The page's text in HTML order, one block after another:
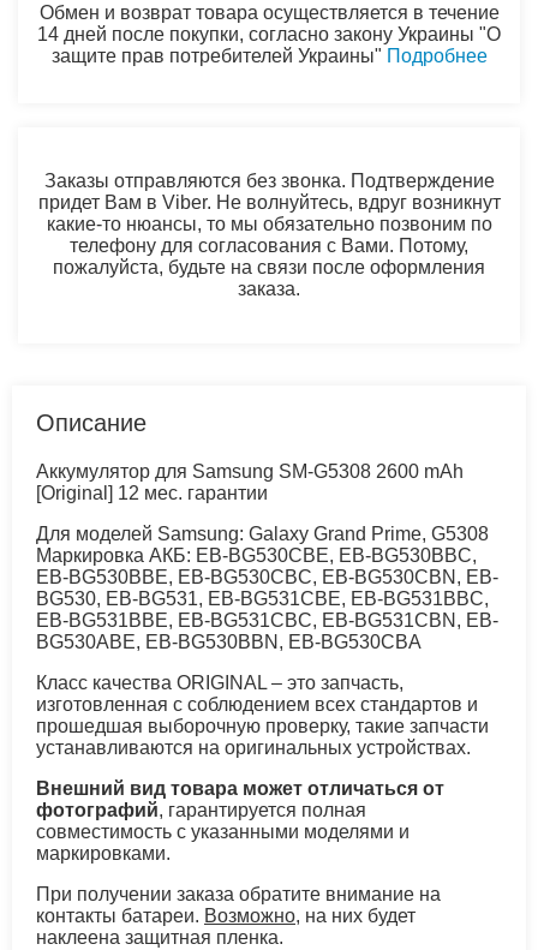
Обмен и возврат товара осуществляется в течение
14 дней после покупки, согласно закону Украины "О
защите прав потребителей Украины" Подробнее
Заказы отправляются без звонка. Подтверждение
придет Вам в Viber. Не волнуйтесь, вдруг возникнут
какие-то нюансы, то мы обязательно позвоним по
телефону для согласования с Вами. Потому,
пожалуйста, будьте на связи после оформления
заказа.
Описание
Аккумулятор для Samsung SM-G5308 2600 mAh
[Original] 12 мес. гарантии
Для моделей Samsung: Galaxy Grand Prime, G5308
Маркировка АКБ: EB-BG530CBE, EB-BG530BBC,
EB-BG530BBE, EB-BG530CBC, EB-BG530CBN, EB-
BG530, EB-BG531, EB-BG531CBE, EB-BG531BBC,
EB-BG531BBE, EB-BG531CBC, EB-BG531CBN, EB-
BG530ABE, EB-BG530BBN, EB-BG530CBA
Класс качества ORIGINAL – это запчасть,
изготовленная с соблюдением всех стандартов и
прошедшая выборочную проверку, такие запчасти
устанавливаются на оригинальных устройствах.
Внешний вид товара может отличаться от
фотографий, гарантируется полная
совместимость с указанными моделями и
маркировками.
При получении заказа обратите внимание на
контакты батареи. Возможно, на них будет
наклеена защитная пленка.